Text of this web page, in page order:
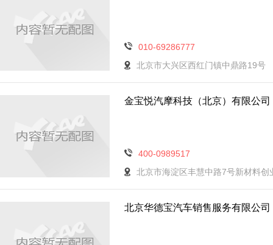
010-69286777
北京市大兴区西红门镇中鼎路19号
金宝悦汽摩科技（北京）有限公司
400-0989517
北京市海淀区丰慧中路7号新材料
北京华德宝汽车销售服务有限公司